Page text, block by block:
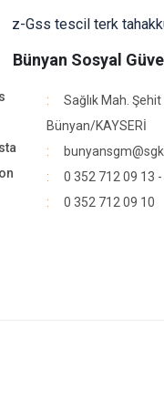
z-Gss tescil terk
Bünyan Sosyal
Sağlık Mah.
Bünyan/KAYSERİ
0 352 712 09 13
0 352 712 09 10